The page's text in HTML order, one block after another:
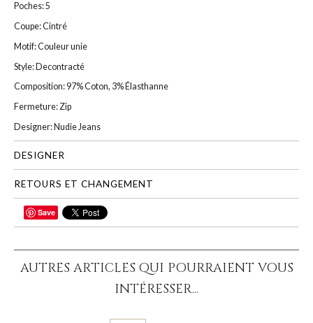
Poches: 5
Coupe: Cintré
Motif: Couleur unie
Style: Decontracté
Composition: 97% Coton, 3% Élasthanne
Fermeture: Zip
Designer: Nudie Jeans
DESIGNER
RETOURS ET CHANGEMENT
PARTAGER
Save
AUTRES ARTICLES QUI POURRAIENT VOUS
INTÉRESSER...